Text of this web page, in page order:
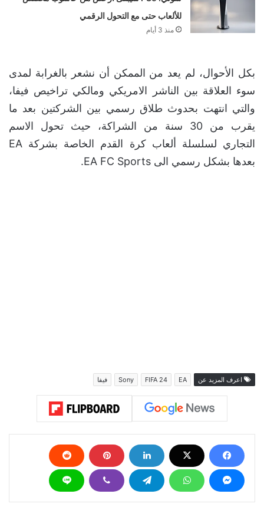
للألعاب حتى مع التحول الرقمي
منذ 3 أيام
بكل الأحوال، لم يعد من الممكن أن نشعر بالغرابة لمدى
سوء العلاقة بين الناشر الامريكي ومالكي تراخيص فيفا،
والتي انتهت بحدوث طلاق رسمي بين الشركتين بعد ما
يقرب من 30 سنة من الشراكة، حيث تحول الاسم
التجاري لسلسلة ألعاب كرة القدم الخاصة بشركة EA
بعدها بشكل رسمي الى EA FC Sports.
اعرف المزيد عن EA
FIFA 24
Sony فيفا